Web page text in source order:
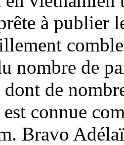
à publier
nombre de
de
connue
Bravo